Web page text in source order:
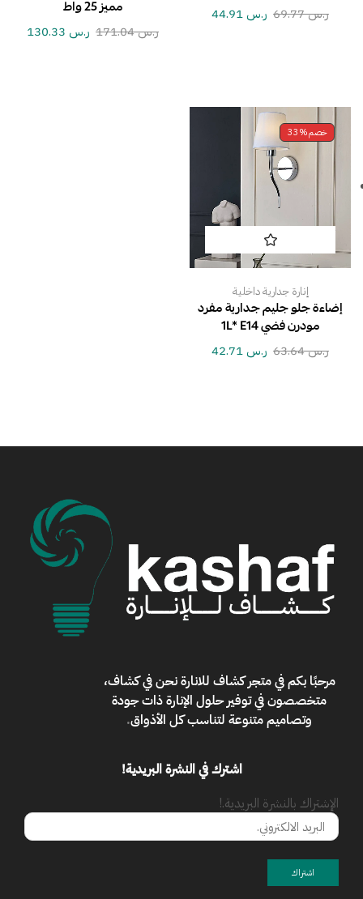
ر.س69.77 ر.س
مميز 25 واط
ر.س171.04 ر.س
خصم33%
إنارة جدارية داخلية
إضاءة جلو جليم جدارية مفرد
مودرن فضي 1L* E14
ر.س63.64 ر.س
مرحبًا بكم فيمتجر كشاف للانارةنحن في كشاف،
متخصصون في توفير حلول الإنارة ذات جودة
وتصاميم متنوعة لتناسب كل الأذواق.
اشترك في النشرة البريدية!
الإشتراك بالنشرة البريدية.!